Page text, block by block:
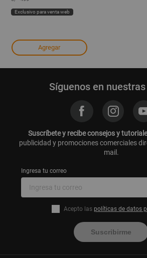
Exclusivo para venta web
Agregar
Síguenos en
Suscríbete y recibe consejos y
publicidad y promociones comerciales
mail.
Ingresa tu correo
Acepto las políticas de datos
Suscribirme